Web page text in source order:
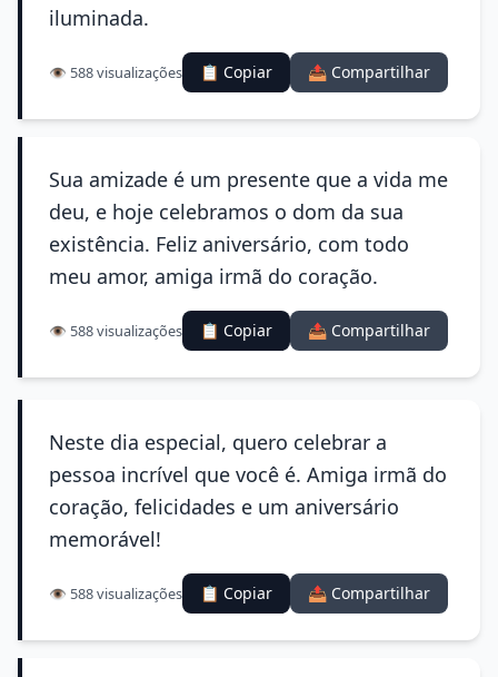
iluminada.
👁️ 588 visualizações 📋 Copiar 📤 Compartilhar
Sua amizade é um presente que a vida me
deu, e hoje celebramos o dom da sua
existência. Feliz aniversário, com todo
meu amor, amiga irmã do coração.
👁️ 588 visualizações 📋 Copiar 📤 Compartilhar
Neste dia especial, quero celebrar a
pessoa incrível que você é. Amiga irmã do
coração, felicidades e um aniversário
memorável!
👁️ 588 visualizações 📋 Copiar 📤 Compartilhar